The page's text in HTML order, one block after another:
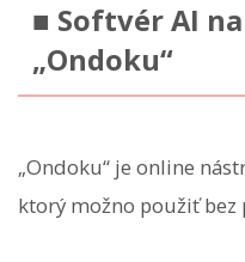
■ Softvér AI
„Ondoku“
„Ondoku“ je online
ktorý možno použiť bez